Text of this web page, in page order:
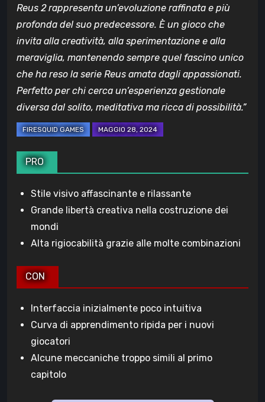
Reus 2 rappresenta un’evoluzione raffinata e più
profonda del suo predecessore. È un gioco che
invita alla creatività, alla sperimentazione e alla
meraviglia, mantenendo sempre quel fascino unico
che ha reso la serie Reus amata dagli appassionati.
Perfetto per chi cerca un’esperienza gestionale
diversa dal solito, meditativa ma ricca di possibilità.”
PRO
Stile visivo affascinante e rilassante
Grande libertà creativa nella costruzione dei
mondi
Alta rigiocabilità grazie alle molte combinazioni
CON
Interfaccia inizialmente poco intuitiva
Curva di apprendimento ripida per i nuovi
giocatori
Alcune meccaniche troppo simili al primo
capitolo